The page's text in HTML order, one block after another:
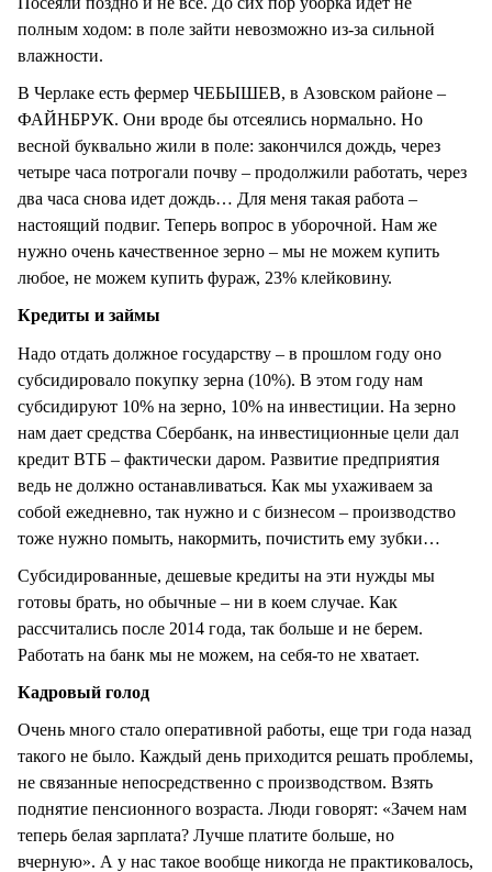
полным ходом: в поле зайти невозможно из-за сильной
влажности.
В Черлаке есть фермер ЧЕБЫШЕВ, в Азовском районе –
ФАЙНБРУК. Они вроде бы отсеялись нормально. Но
весной буквально жили в поле: закончился дождь, через
четыре часа потрогали почву – продолжили работать, через
два часа снова идет дождь… Для меня такая работа –
настоящий подвиг. Теперь вопрос в уборочной. Нам же
нужно очень качественное зерно – мы не можем купить
любое, не можем купить фураж, 23% клейковину.
Кредиты и займы
Надо отдать должное государству – в прошлом году оно
субсидировало покупку зерна (10%). В этом году нам
субсидируют 10% на зерно, 10% на инвестиции. На зерно
нам дает средства Сбербанк, на инвестиционные цели дал
кредит ВТБ – фактически даром. Развитие предприятия
ведь не должно останавливаться. Как мы ухаживаем за
собой ежедневно, так нужно и с бизнесом – производство
тоже нужно помыть, накормить, почистить ему зубки…
Субсидированные, дешевые кредиты на эти нужды мы
готовы брать, но обычные – ни в коем случае. Как
рассчитались после 2014 года, так больше и не берем.
Работать на банк мы не можем, на себя-то не хватает.
Кадровый голод
Очень много стало оперативной работы, еще три года назад
такого не было. Каждый день приходится решать проблемы,
не связанные непосредственно с производством. Взять
поднятие пенсионного возраста. Люди говорят: «Зачем нам
теперь белая зарплата? Лучше платите больше, но
вчерную». А у нас такое вообще никогда не практиковалось,